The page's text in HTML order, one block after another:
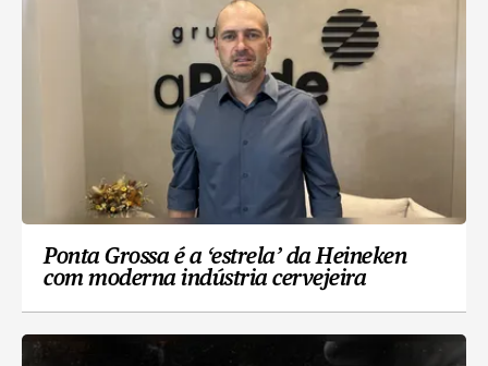
Ponta Grossa é a ‘estrela’ da Heineken
com moderna indústria cervejeira